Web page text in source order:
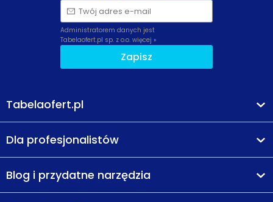
Twój adres e-mail
Administratorem danych jest
Tabelaofert.pl sp. z o.o. więcej »
Zapisz
Tabelaofert.pl
Dla profesjonalistów
Blog i przydatne narzędzia